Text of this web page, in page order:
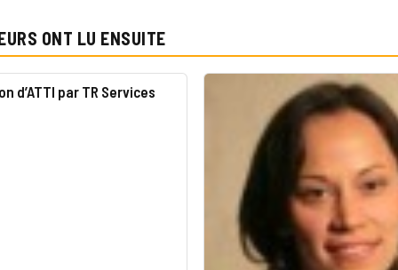
ONT LU ENSUITE
d’ATTI par TR Services